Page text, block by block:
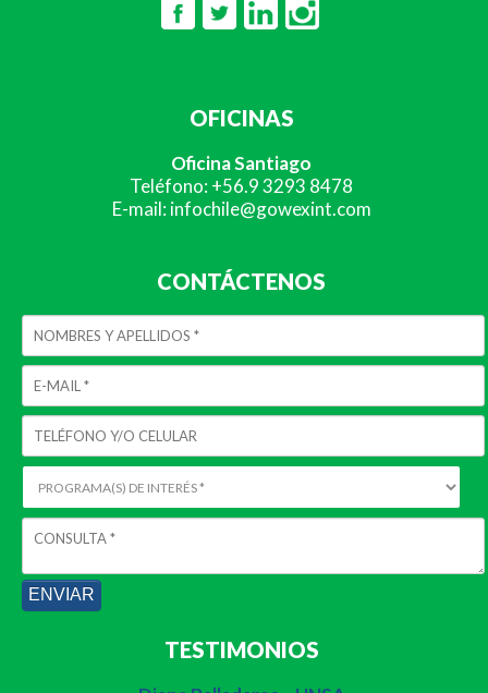
OFICINAS
Oficina Santiago
Teléfono: +56.9 3293 8478
E-mail: infochile@gowexint.com
CONTÁCTENOS
TESTIMONIOS